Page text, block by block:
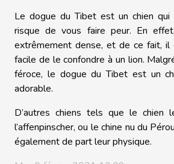
Le dogue du Tibet est un chien qui
risque de vous faire peur. En
extrêmement dense, et de ce fait,
facile de le confondre à un lion.
féroce, le dogue du Tibet est un
adorable.
D’autres chiens tels que le chien
l’affenpinscher, ou le chine nu du
également de part leur physique.